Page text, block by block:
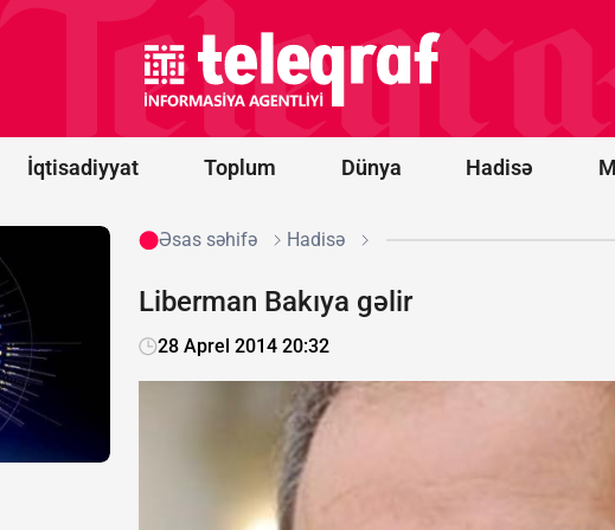
İqtisadiyyat Toplum Dünya Hadisə
“Qarabağ”
oyununun
start
heyətləri
Əsas səhifə Hadisə
Liberman Bakıya gəlir
28 Aprel 2014 20:32